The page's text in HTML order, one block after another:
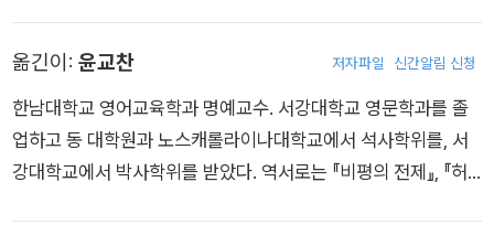
S. 엘리엇과 E. M. 포스터의 작품 등을 출간했다. 1915년에 첫 소
설 『출항』을 발표한 후 『밤과 낮』(1919)을 거쳐 실험적인 성격을
론, 집필, 강연 등 활발한 활동을 펼쳤으며, 모더니즘 문학의 걸작
으로 평가받는 『댈러웨이 부인』(1925), 『등대로』(1927), 『올랜
도』(1928), 『파도』(1931) 등의 소설들과 페미니즘 필독서가 되
옮긴이: 윤교찬 저자파일 신간알림 신청
한남대학교 영어교육학과 명예교수. 서강대학교 영문학과를 졸
업하고 동 대학원과 노스캐롤라이나대학교에서 석사학위를, 서
강대학교에서 박사학위를 받았다. 역서로는 『비평의 전제』, 『허